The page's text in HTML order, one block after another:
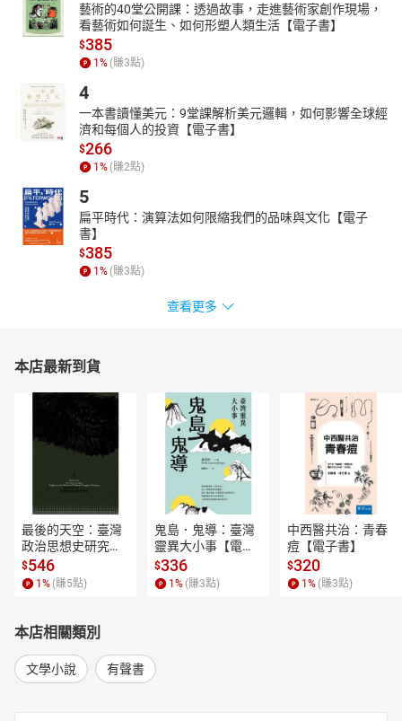
藝術的40堂公開課：透過故事，走進藝術家創作現場，
看藝術如何誕生、如何形塑人類生活【電子書】
$385
1 % (賺3點)
4
一本書讀懂美元：9堂課解析美元邏輯，如何影響全球經
濟和每個人的投資【電子書】
$266
1 % (賺2點)
5
扁平時代：演算法如何限縮我們的品味與文化【電子
書】
$385
1 % (賺3點)
查看更多
本店最新到貨
最後的天空：臺灣
政治思想史研究
【電子書】
$546
1 % (賺5點)
鬼島．鬼導：臺灣
靈異大小事【電子
書】
$336
1 % (賺3點)
中西醫共治：青春
痘【電子書】
$320
1 % (賺3點)
本店相關類別
文學小說 有聲書